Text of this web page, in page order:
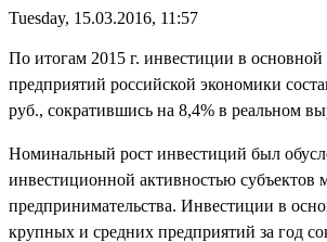
Tuesday, 15.03.2016, 11:57
По итогам 2015 г. инвестиции в основной
предприятий российской экономики
руб., сократившись на 8,4% в реальном
Номинальный рост инвестиций был
инвестиционной активностью субъектов
предпринимательства. Инвестиции в
крупных и средних предприятий за год